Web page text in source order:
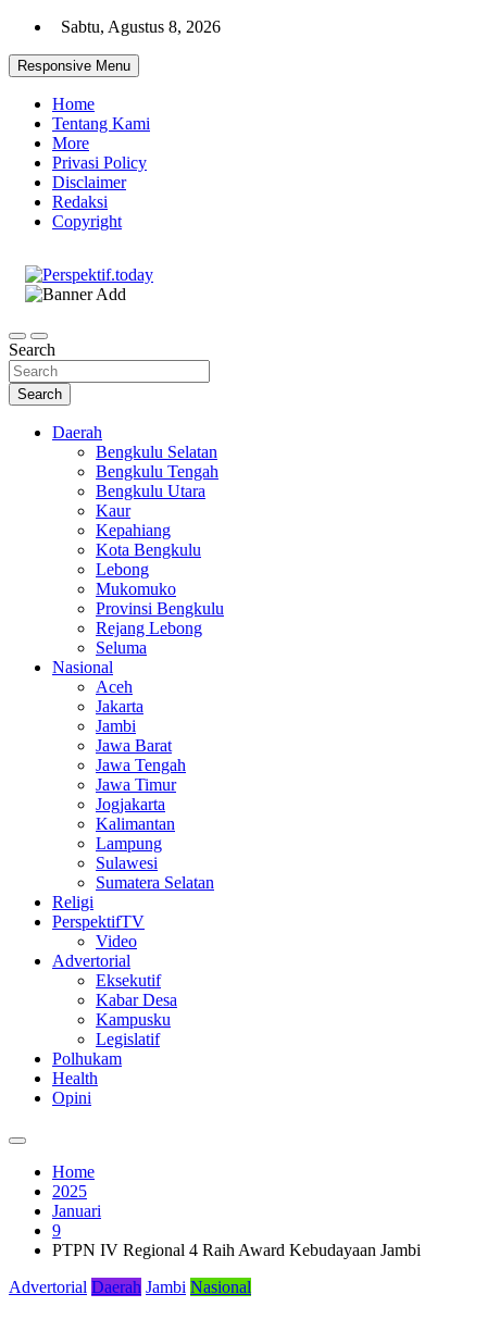
Skip
content
Sabtu, Agustus 8, 2026
Responsive Menu
Home
Tentang Kami
More
Privasi Policy
Disclaimer
Redaksi
Copyright
Search
Search
Daerah
Bengkulu Selatan
Bengkulu Tengah
Bengkulu Utara
Kaur
Kepahiang
Kota Bengkulu
Lebong
Mukomuko
Provinsi Bengkulu
Rejang Lebong
Seluma
Nasional
Aceh
Jakarta
Jambi
Jawa Barat
Jawa Tengah
Jawa Timur
Jogjakarta
Kalimantan
Lampung
Sulawesi
Sumatera Selatan
Religi
PerspektifTV
Video
Advertorial
Eksekutif
Kabar Desa
Kampusku
Legislatif
Polhukam
Health
Opini
Home
2025
Januari
9
PTPN IV Regional 4 Raih Award Kebudayaan Jambi
Advertorial Daerah Jambi Nasional